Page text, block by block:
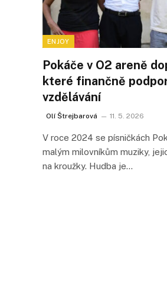
ENJOY
Pokáče v O2 areně
které finančně
vzdělávání
Olí Štrejbarová 11. 5. 2026
V roce 2024 se písničkách
malým milovníkům muziky,
na kroužky. Hudba je…